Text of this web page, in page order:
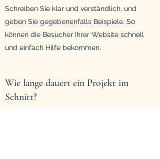
Schreiben Sie klar und verständlich, und
geben Sie gegebenenfalls Beispiele. So
können die Besucher Ihrer Website schnell
und einfach Hilfe bekommen.
Wie lange dauert ein Projekt im
Schnitt?